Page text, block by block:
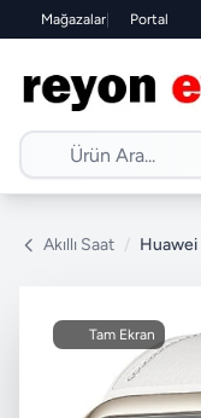
Mağazalar| Portal
Akıllı Saat /
Tam Ekran